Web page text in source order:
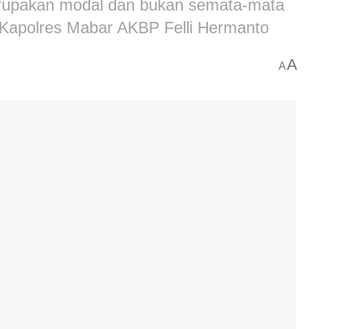
modal dan bukan semata-mata
Mabar AKBP Felli Hermanto
AA